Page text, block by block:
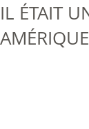
IL ÉTAIT
AMÉRIQUE